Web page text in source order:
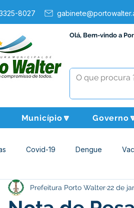
8027
Olá, Bem-vindo a
Município🔽
Covid-19 Dengue
e Meio Ambiente Assistência
Prefeitura Porto Walter22 de